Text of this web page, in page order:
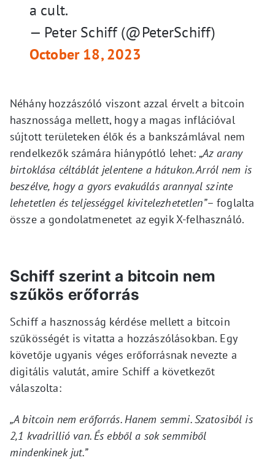
a cult.
— Peter Schiff (@PeterSchiff)
October 18, 2023
Néhány hozzászóló viszont azzal érvelt a bitcoin
hasznossága mellett, hogy a magas inflációval
sújtott területeken élők és a bankszámlával nem
rendelkezők számára hiánypótló lehet: „Az arany
birtoklása céltáblát jelentene a hátukon. Arról nem is
beszélve, hogy a gyors evakuálás arannyal szinte
lehetetlen és teljességgel kivitelezhetetlen”– foglalta
össze a gondolatmenetet az egyik X-felhasználó.
Schiff szerint a bitcoin nem
szűkös erőforrás
Schiff a hasznosság kérdése mellett a bitcoin
szűkösségét is vitatta a hozzászólásokban. Egy
követője ugyanis véges erőforrásnak nevezte a
digitális valutát, amire Schiff a következőt
válaszolta:
„A bitcoin nem erőforrás. Hanem semmi. Szatosiból is
2,1 kvadrillió van. És ebből a sok semmiből
mindenkinek jut.”